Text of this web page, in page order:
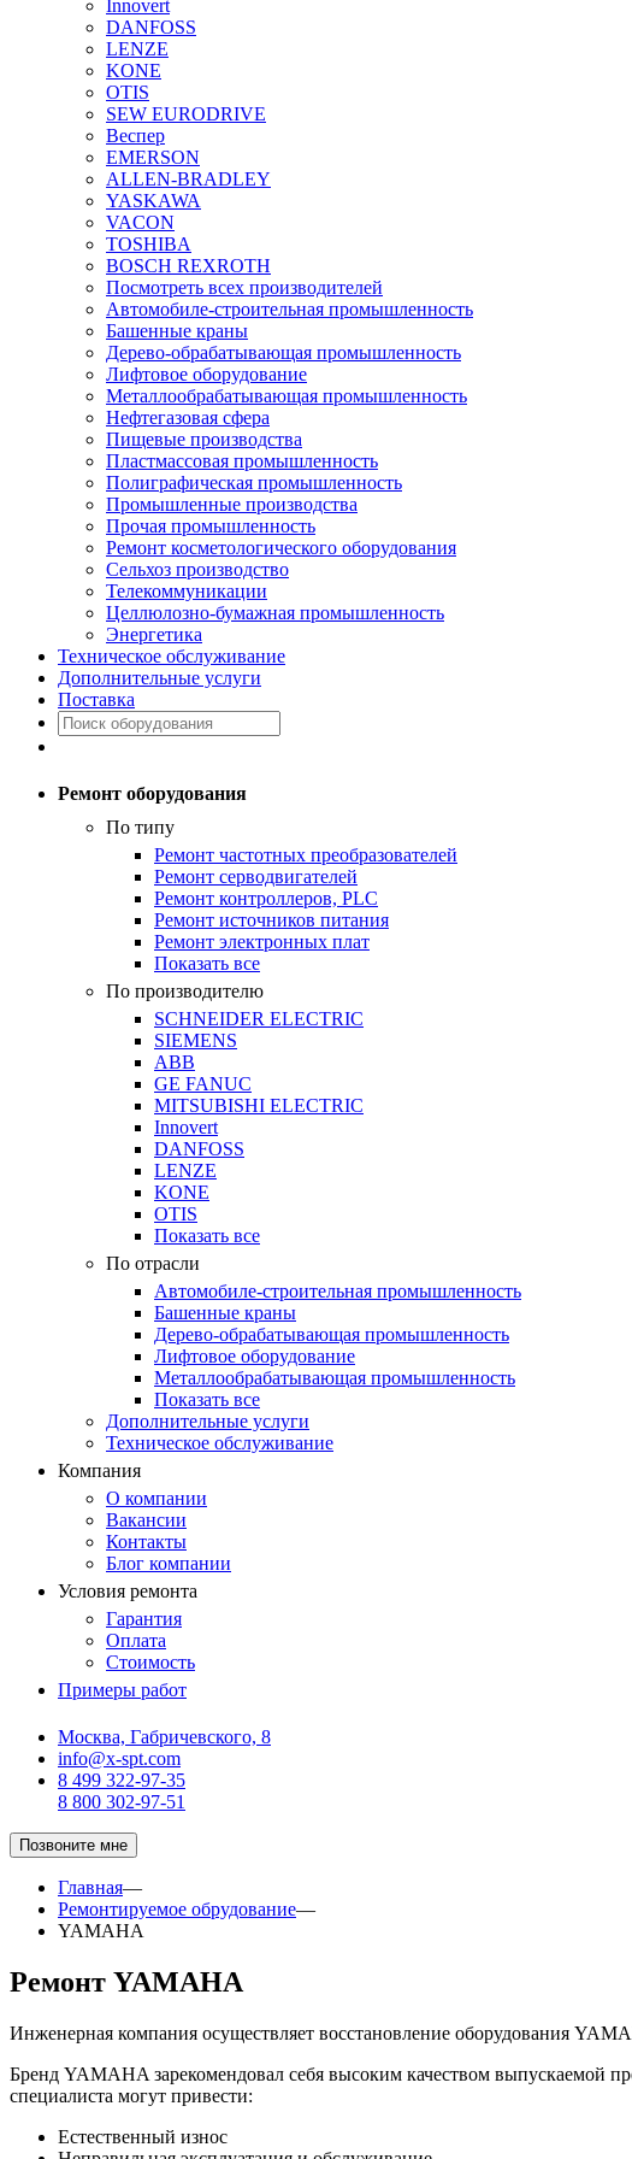
Innovert
DANFOSS
LENZE
KONE
OTIS
SEW EURODRIVE
Веспер
EMERSON
ALLEN-BRADLEY
YASKAWA
VACON
TOSHIBA
BOSCH REXROTH
Посмотреть всех производителей
Автомобиле-строительная промышленность
Башенные краны
Дерево-обрабатывающая промышленность
Лифтовое оборудование
Металлообрабатывающая промышленность
Нефтегазовая сфера
Пищевые производства
Пластмассовая промышленность
Полиграфическая промышленность
Промышленные производства
Прочая промышленность
Ремонт косметологического оборудования
Сельхоз производство
Телекоммуникации
Целлюлозно-бумажная промышленность
Энергетика
Техническое обслуживание
Дополнительные услуги
Поставка
Ремонт оборудования
По типу
Ремонт частотных преобразователей
Ремонт серводвигателей
Ремонт контроллеров, PLC
Ремонт источников питания
Ремонт электронных плат
Показать все
По производителю
SCHNEIDER ELECTRIC
SIEMENS
ABB
GE FANUC
MITSUBISHI ELECTRIC
Innovert
DANFOSS
LENZE
KONE
OTIS
Показать все
По отрасли
Автомобиле-строительная промышленность
Башенные краны
Дерево-обрабатывающая промышленность
Лифтовое оборудование
Металлообрабатывающая промышленность
Показать все
Дополнительные услуги
Техническое обслуживание
Компания
О компании
Вакансии
Контакты
Блог компании
Условия ремонта
Гарантия
Оплата
Стоимость
Примеры работ
Москва, Габричевского, 8
info@x-spt.com
8 499 322-97-35
8 800 302-97-51
Позвоните мне
Главная—
Ремонтируемое обрудование—
YAMAHA
Ремонт YAMAHA
Инженерная компания осуществляет восстановление оборудования
Бренд YAMAHA зарекомендовал себя высоким качеством выпускаемой
специалиста могут привести:
Естественный износ